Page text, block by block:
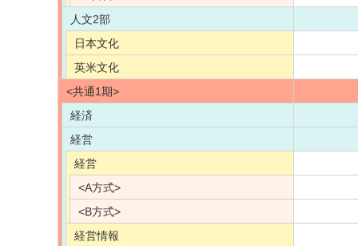
人文2部
日本文化
英米文化
<共通1期>
経済
経営
経営
<A方式>
<B方式>
経営情報